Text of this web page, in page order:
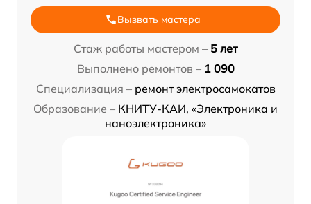
Вызвать мастера
Стаж работы мастером – 5 лет
Выполнено ремонтов – 1 090
Специализация – ремонт электросамокатов
Образование – КНИТУ-КАИ, «Электроника и
наноэлектроника»